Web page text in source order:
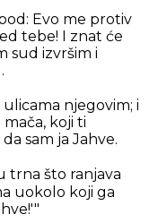
Evo me protiv
tebe! I znat će
sud izvršim i
njegovim; i
koji ti
sam ja Jahve.
trna što ranjava
uokolo koji ga